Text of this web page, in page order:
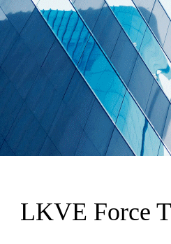
LKVE Force